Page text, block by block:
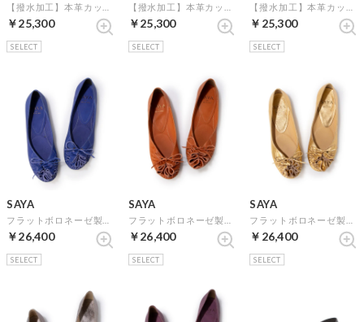
￥25,300
SELECT
￥25,300
SELECT
￥25,300
SELECT
SAYA
￥26,400
SELECT
SAYA
￥26,400
SELECT
SAYA
￥26,400
SELECT